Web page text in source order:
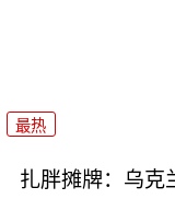
最热
扎胖摊牌：乌克